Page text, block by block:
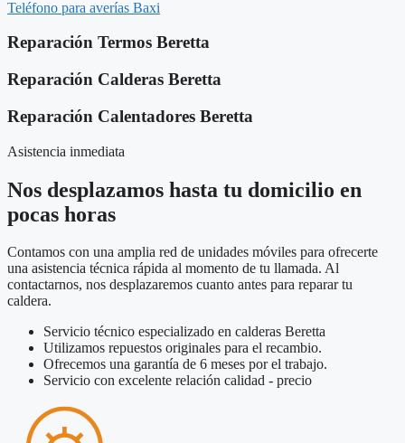
Teléfono para averías Baxi
Reparación Termos Beretta
Reparación Calderas Beretta
Reparación Calentadores Beretta
Asistencia inmediata
Nos desplazamos hasta tu domicilio en
pocas horas
Contamos con una amplia red de unidades móviles para ofrecerte
una asistencia técnica rápida al momento de tu llamada. Al
contactarnos, nos desplazaremos cuanto antes para reparar tu
caldera.
Servicio técnico especializado en calderas Beretta
Utilizamos repuestos originales para el recambio.
Ofrecemos una garantía de 6 meses por el trabajo.
Servicio con excelente relación calidad - precio